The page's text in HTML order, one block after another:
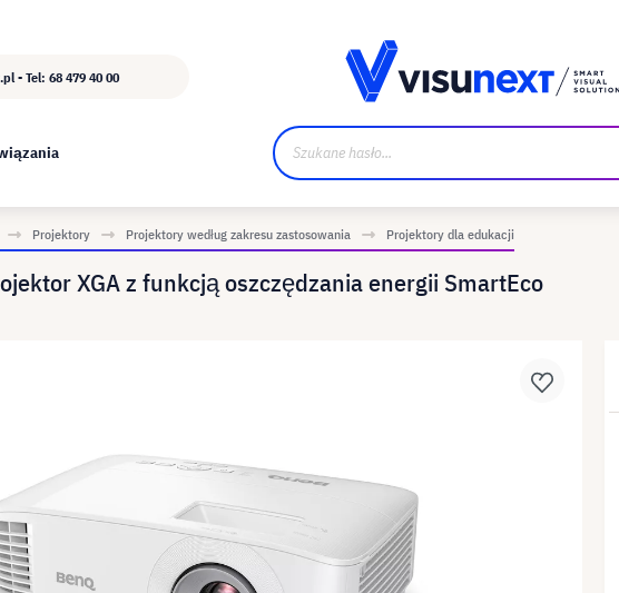
- Tel: 68 479 40 00
Projektory Projektory według zakresu zastosowania Projektory dla edukacji
XGA z funkcją oszczędzania energii SmartEco